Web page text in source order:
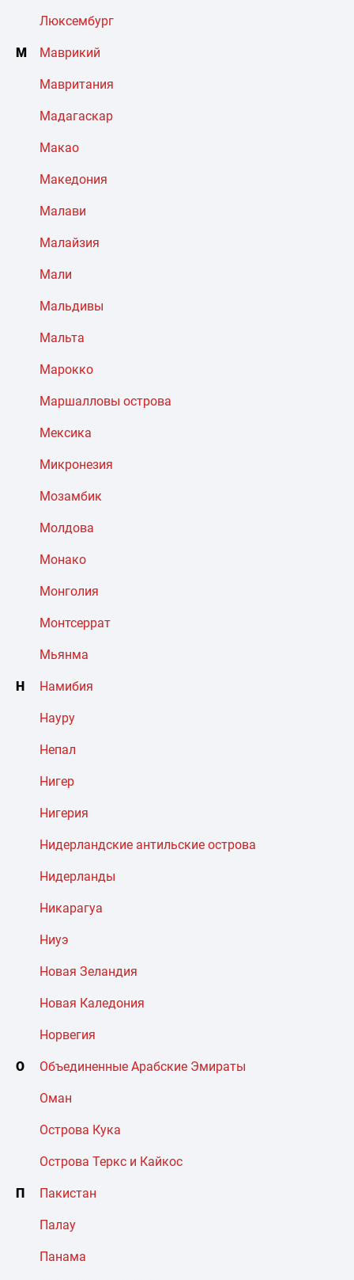
Люксембург
М Маврикий
Мавритания
Мадагаскар
Макао
Македония
Малави
Малайзия
Мали
Мальдивы
Мальта
Марокко
Маршалловы острова
Мексика
Микронезия
Мозамбик
Молдова
Монако
Монголия
Монтсеррат
Мьянма
Н Намибия
Науру
Непал
Нигер
Нигерия
Нидерландские антильские острова
Нидерланды
Никарагуа
Ниуэ
Новая Зеландия
Новая Каледония
Норвегия
О Объединенные Арабские Эмираты
Оман
Острова Кука
Острова Теркс и Кайкос
П Пакистан
Палау
Панама